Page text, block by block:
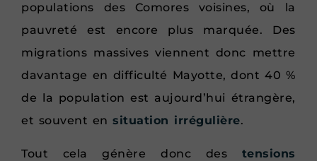
populations des Comores voisines, où la
pauvreté est encore plus marquée. Des
migrations massives viennent donc mettre
davantage en difficulté Mayotte, dont 40 %
de la population est aujourd’hui étrangère,
et souvent ensituation irrégulière.
Tout cela génère donc des tensions